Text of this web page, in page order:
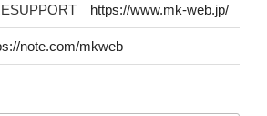
https://www.mk-web.jp/
note.com/mkweb